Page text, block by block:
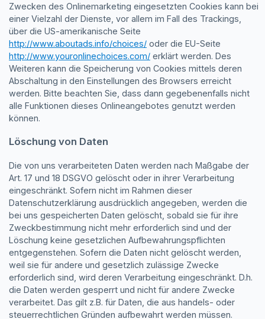
Zwecken des Onlinemarketing eingesetzten Cookies kann bei
einer Vielzahl der Dienste, vor allem im Fall des Trackings,
über die US-amerikanische Seite
http://www.aboutads.info/choices/ oder die EU-Seite
http://www.youronlinechoices.com/ erklärt werden. Des
Weiteren kann die Speicherung von Cookies mittels deren
Abschaltung in den Einstellungen des Browsers erreicht
werden. Bitte beachten Sie, dass dann gegebenenfalls nicht
alle Funktionen dieses Onlineangebotes genutzt werden
können.
Löschung von Daten
Die von uns verarbeiteten Daten werden nach Maßgabe der
Art. 17 und 18 DSGVO gelöscht oder in ihrer Verarbeitung
eingeschränkt. Sofern nicht im Rahmen dieser
Datenschutzerklärung ausdrücklich angegeben, werden die
bei uns gespeicherten Daten gelöscht, sobald sie für ihre
Zweckbestimmung nicht mehr erforderlich sind und der
Löschung keine gesetzlichen Aufbewahrungspflichten
entgegenstehen. Sofern die Daten nicht gelöscht werden,
weil sie für andere und gesetzlich zulässige Zwecke
erforderlich sind, wird deren Verarbeitung eingeschränkt. D.h.
die Daten werden gesperrt und nicht für andere Zwecke
verarbeitet. Das gilt z.B. für Daten, die aus handels- oder
steuerrechtlichen Gründen aufbewahrt werden müssen.